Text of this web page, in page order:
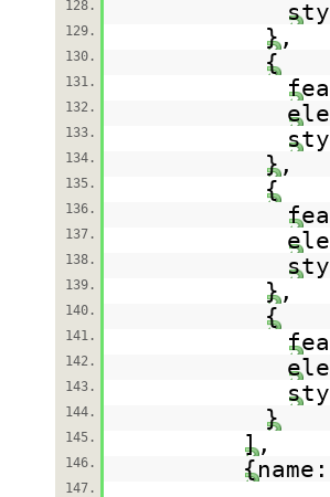
128.
129. },
130. {
131.
132.
133.
134. },
135. {
136.
137.
138.
139. },
140. {
141.
142.
143.
144. }
145. ],
146.
147.